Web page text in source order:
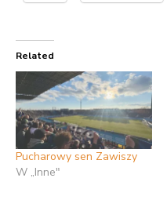
Related
Pucharowy sen Zawiszy
W „Inne"